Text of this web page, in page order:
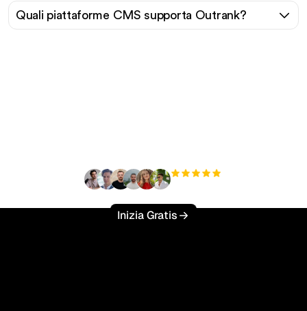
Quali piattaforme CMS supporta Outrank?
Inizia Gratis